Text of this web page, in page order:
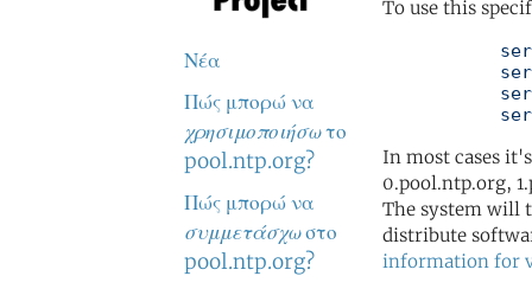
Νέα
Πώς μπορώ να
χρησιμοποιήσωτο
pool.ntp.org?
Πώς μπορώ να
συμμετάσχωστο
pool.ntp.org?
To use this
In most cases
0.pool.ntp.org,
The system will
distribute
information for